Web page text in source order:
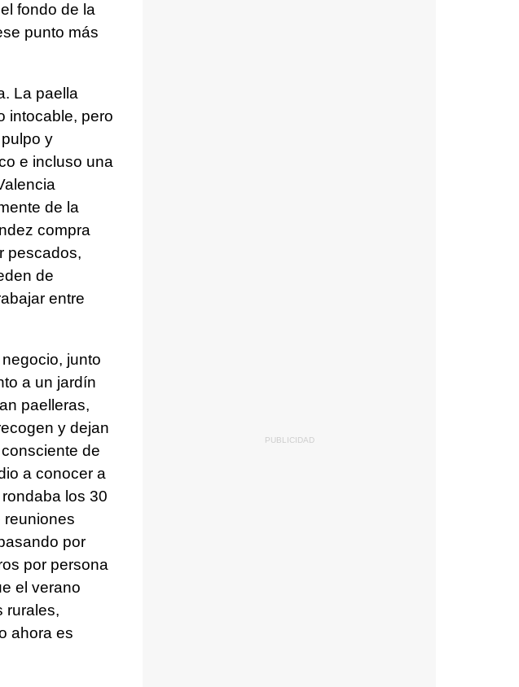
fondo de la
punto más
La paella
intocable, pero
y
e incluso una
de la
compra
pescados,
de
entre
junto
a un jardín
paelleras,
y dejan
de
a conocer a
los 30
reuniones
por
por persona
el verano
rurales,
ahora es